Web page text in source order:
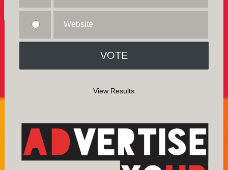
Website
View Results